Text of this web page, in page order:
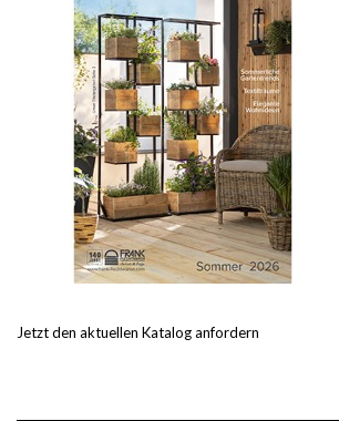
Jetzt den aktuellen Katalog anfordern